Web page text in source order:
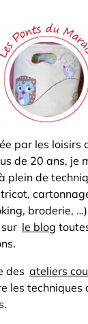
par les loisirs
de 20 ans, je
plein de
broderie,
le blog
des ateliers
les techniques